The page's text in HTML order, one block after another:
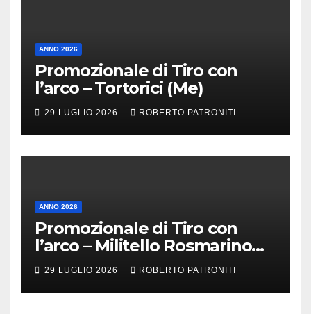
ANNO 2026
Promozionale di Tiro con
l’arco – Tortorici (Me)
29 LUGLIO 2026 ROBERTO PATRONITI
ANNO 2026
Promozionale di Tiro con
l’arco – Militello Rosmarino
(Me)
29 LUGLIO 2026 ROBERTO PATRONITI